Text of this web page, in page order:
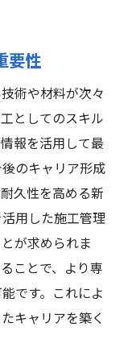
要性
術や材料が次々
としてのスキル
報を活用して最
のキャリア形成
久性を高める新
用した施工管理
が求められま
ことで、より専
です。これによ
キャリアを築く